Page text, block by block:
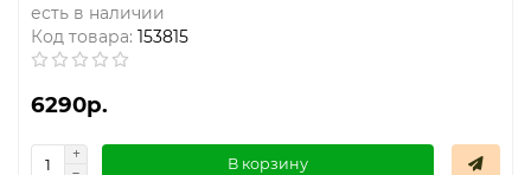
есть в наличии
Код товара: 153815
6290р.
В корзину